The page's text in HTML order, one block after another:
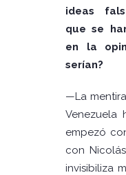
ideas
que se
en la
serían?
—La
Venezuela
empezó
con
invisibiliza